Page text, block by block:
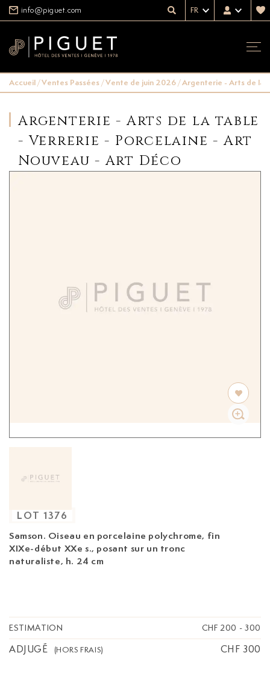
info@piguet.com FR
Accueil/Ventes Passées/Vente de juin 2026/Argenterie - Arts de la
Argenterie - Arts de la table
- Verrerie - Porcelaine - Art
Nouveau - Art Déco
Samson. Oiseau en porcelaine polychrome, fin
XIXe-début XXe s.,
naturaliste, h. 24 cm
LOT 1376
ESTIMATION CHF 200 - 300
ADJUGÉ (HORS FRAIS) CHF 300